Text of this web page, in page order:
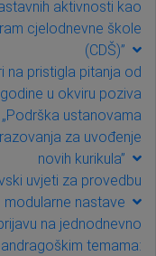
aktivnosti kao
cjelodnevne škole
(CDŠ)”
na pristigla pitanja od
u okviru poziva
„Podrška ustanovama
za uvođenje
novih kurikula”
uvjeti za provedbu
modularne nastave
na jednodnevno
temama: